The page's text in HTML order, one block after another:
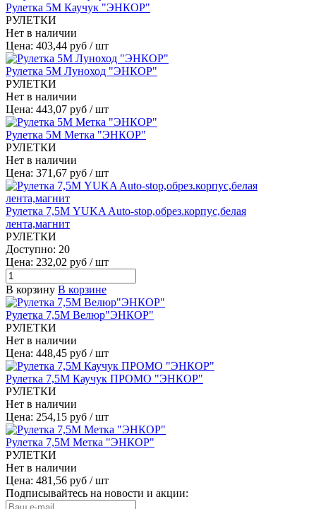
Рулетка 5М Каучук "ЭНКОР"
РУЛЕТКИ
Нет в наличии
Цена: 403,44 руб / шт
Рулетка 5М Луноход "ЭНКОР"
РУЛЕТКИ
Нет в наличии
Цена: 443,07 руб / шт
Рулетка 5М Метка "ЭНКОР"
РУЛЕТКИ
Нет в наличии
Цена: 371,67 руб / шт
Рулетка 7,5М YUKA Auto-stop,обрез.корпус,белая
лента,магнит
РУЛЕТКИ
Доступно: 20
Цена: 232,02 руб / шт
В корзину В корзине
Рулетка 7,5М Велюр"ЭНКОР"
РУЛЕТКИ
Нет в наличии
Цена: 448,45 руб / шт
Рулетка 7,5М Каучук ПРОМО "ЭНКОР"
РУЛЕТКИ
Нет в наличии
Цена: 254,15 руб / шт
Рулетка 7,5М Метка "ЭНКОР"
РУЛЕТКИ
Нет в наличии
Цена: 481,56 руб / шт
Подписывайтесь на новости и акции: